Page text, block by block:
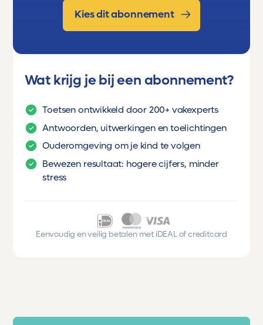
Kies dit abonnement
Wat krijg je bij een abonnement?
Toetsen ontwikkeld door 200+ vakexperts
Antwoorden, uitwerkingen en toelichtingen
Ouderomgeving om je kind te volgen
Bewezen resultaat: hogere cijfers, minder
stress
Eenvoudig en veilig betalen met iDEAL of creditcard